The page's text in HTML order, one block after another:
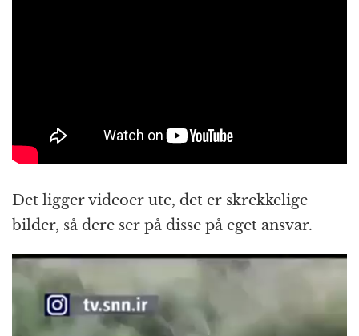
Det ligger videoer ute, det er skrekkelige
bilder, så dere ser på disse på eget ansvar.
Videoavspiller